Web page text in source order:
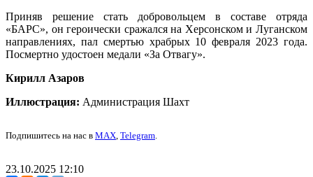
Приняв решение стать добровольцем в составе отряда
«БАРС», он героически сражался на Херсонском и Луганском
направлениях, пал смертью храбрых 10 февраля 2023 года.
Посмертно удостоен медали «За Отвагу».
Кирилл Азаров
Иллюстрация: Администрация Шахт
Подпишитесь на нас в MAX, Telegram.
23.10.2025 12:10